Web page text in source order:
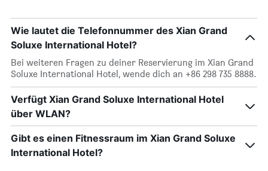
Wie lautet die Telefonnummer des Xian Grand
Soluxe International Hotel?
Bei weiteren Fragen zu deiner Reservierung im Xian Grand
Soluxe International Hotel, wende dich an +86 298 735 8888.
Verfügt Xian Grand Soluxe International Hotel
über WLAN?
Gibt es einen Fitnessraum im Xian Grand Soluxe
International Hotel?